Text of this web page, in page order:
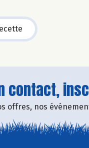
contact,
offres, nos